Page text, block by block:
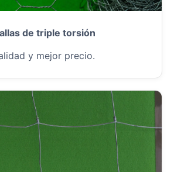
de triple torsión
y mejor precio.